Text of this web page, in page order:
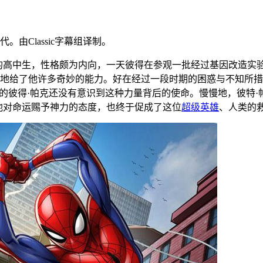
。由Classic字幕组译制。
中生，性格颇为内向，一天彼得在参观一批经过基因改造
给了他许多奇妙的能力。好在经过一段时期的困惑与不知所
彼得·帕克还没有意识到这种力量背后的使命。慢慢地，彼特
命运赐予神力的态度，也终于促成了这位超级英雄、人类的